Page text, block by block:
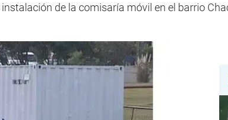
de la comisaría móvil en el barrio